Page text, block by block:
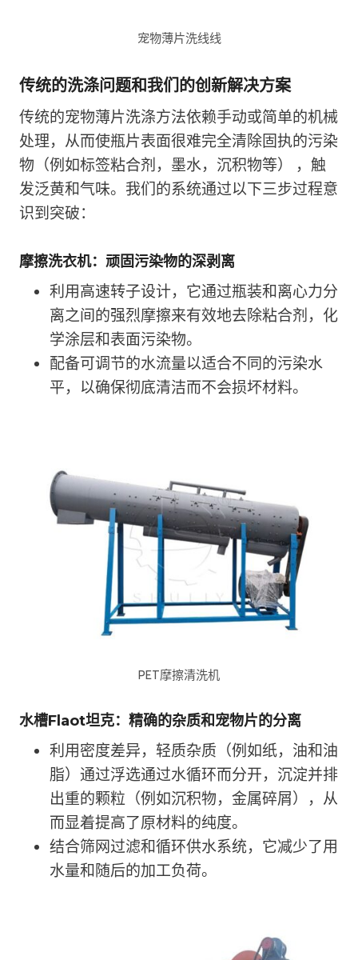
宠物薄片洗线线
传统的洗涤问题和我们的创新解决方案
传统的宠物薄片洗涤方法依赖手动或简单的机械
处理，从而使瓶片表面很难完全清除固执的污染
物（例如标签粘合剂，墨水，沉积物等） ，触
发泛黄和气味。我们的系统通过以下三步过程意
识到突破：
摩擦洗衣机：顽固污染物的深剥离
利用高速转子设计，它通过瓶装和离心力分
离之间的强烈摩擦来有效地去除粘合剂，化
学涂层和表面污染物。
配备可调节的水流量以适合不同的污染水
平，以确保彻底清洁而不会损坏材料。
PET摩擦清洗机
水槽Flaot坦克：精确的杂质和宠物片的分离
利用密度差异，轻质杂质（例如纸，油和油
脂）通过浮选通过水循环而分开，沉淀并排
出重的颗粒（例如沉积物，金属碎屑），从
而显着提高了原材料的纯度。
结合筛网过滤和循环供水系统，它减少了用
水量和随后的加工负荷。